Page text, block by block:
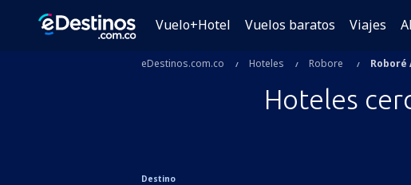
Vuelo+Hotel Vuelos baratos Viajes
eDestinos.com.co Hoteles Robore
Hoteles
Destino